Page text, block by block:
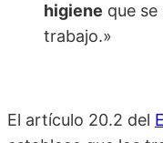
higiene que
trabajo.»
El artículo 20.2 del